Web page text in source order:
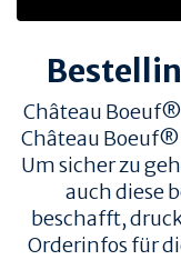
Château
Château Boeuf®
Um sicher zu
auch diese
beschafft,
Orderinfos für